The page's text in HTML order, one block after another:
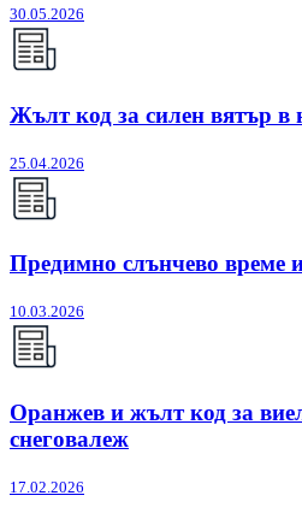
30.05.2026
Жълт код за силен вятър в
25.04.2026
Предимно слънчево време
10.03.2026
Оранжев и жълт код за
снеговалеж
17.02.2026